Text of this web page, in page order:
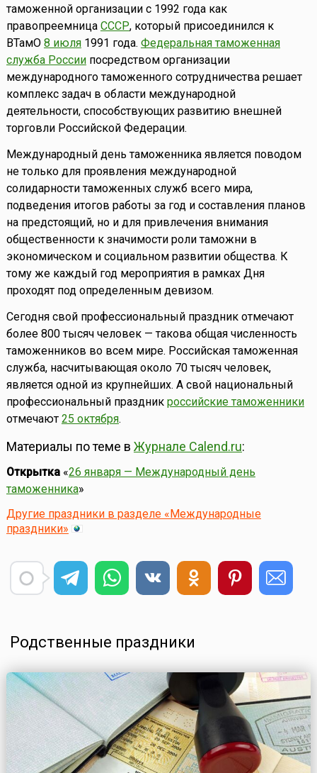
таможенной организации с 1992 года как
правопреемница СССР, который присоединился к
ВТамО 8 июля1991 года. Федеральная таможенная
служба Россиипосредством организации
международного таможенного сотрудничества решает
комплекс задач в области международной
деятельности, способствующих развитию внешней
торговли Российской Федерации.
Международный день таможенника является поводом
не только для проявления международной
солидарности таможенных служб всего мира,
подведения итогов работы за год и составления планов
на предстоящий, но и для привлечения внимания
общественности к значимости роли таможни в
экономическом и социальном развитии общества. К
тому же каждый год мероприятия в рамках Дня
проходят под определенным девизом.
Сегодня свой профессиональный праздник отмечают
более 800 тысяч человек — такова общая численность
таможенников во всем мире. Российская таможенная
служба, насчитывающая около 70 тысяч человек,
является одной из крупнейших. А свой национальный
профессиональный праздник российские таможенники
отмечают 25 октября.
Материалы по теме в Журнале Calend.ru:
Открытка«26 января — Международный день
таможенника»
Другие праздники в разделе «Международные
праздники»
Родственные праздники